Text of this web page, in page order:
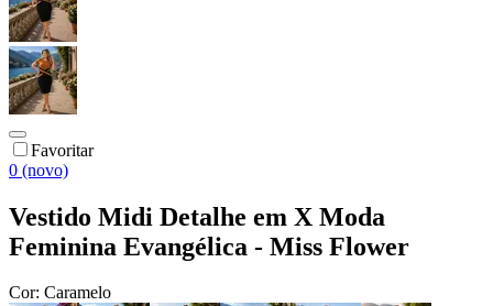
Favoritar
0 (novo)
Vestido Midi Detalhe em X Moda
Feminina Evangélica - Miss Flower
Cor: Caramelo